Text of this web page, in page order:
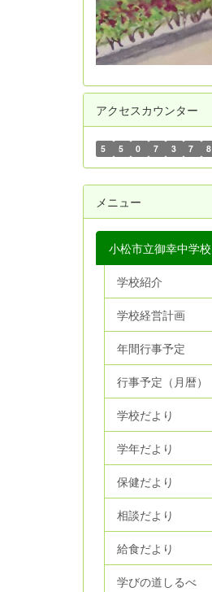
アクセスカウンター
5 5 0 7 3 7 8
メニュー
小松市立御幸中学校
学校紹介
学校経営計画
年間行事予定
行事予定（月暦）
学校だより
学年だより
保健だより
相談だより
給食だより
学びの道しるべ